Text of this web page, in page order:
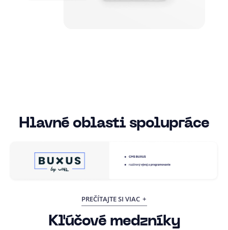
Hlavné oblasti spolupráce
PREČÍTAJTE SI VIAC
Kľúčové medzníky